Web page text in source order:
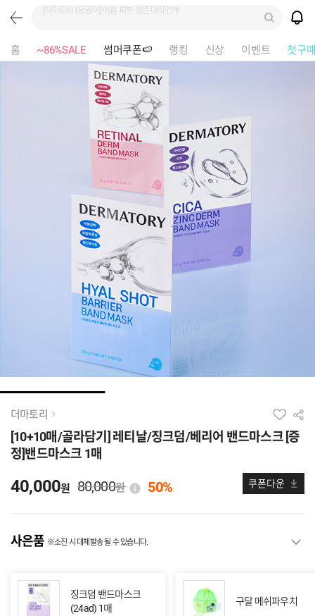
홈 ~86%SALE 썸머쿠폰🍉 랭킹 신상 이벤트 첫구
더마토리
[10+10매/골라담기] 레티날/징크덤/베리어 밴드마스크 [증
정]밴드마스크 1매
40,000원 80,000원 50% 쿠폰다운
사은품 ※소진 시 대체발송 될 수 있습니다.
징크덤 밴드마스크
(24ad) 1매
구달 메쉬파우치